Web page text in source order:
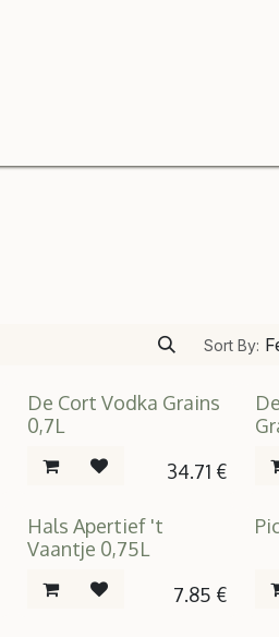
Sort By:
De Cort Vodka Grains
0,7L
34.71 €
Hals Apertief 't
Vaantje 0,75L
7.85 €